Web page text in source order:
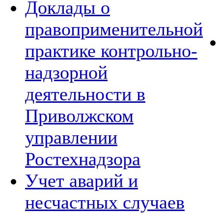
Доклады о
правоприменительной
практике контрольно-
надзорной
деятельности в
Приволжском
управлении
Ростехнадзора
Учет аварий и
несчастных случаев